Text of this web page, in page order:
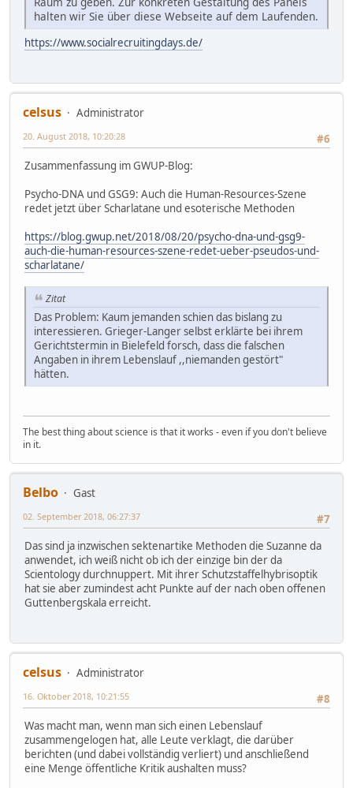
halten wir Sie über diese Webseite auf dem Laufenden.
https://www.socialrecruitingdays.de/
celsus
Administrator
#6
20. August 2018, 10:20:28
Zusammenfassung im GWUP-Blog:
Psycho-DNA und GSG9: Auch die Human-Resources-Szene
redet jetzt über Scharlatane und esoterische Methoden
https://blog.gwup.net/2018/08/20/psycho-dna-und-gsg9-
auch-die-human-resources-szene-redet-ueber-pseudos-und-
scharlatane/
Zitat
Das Problem: Kaum jemanden schien das bislang zu
interessieren. Grieger-Langer selbst erklärte bei ihrem
Gerichtstermin in Bielefeld forsch, dass die falschen
Angaben in ihrem Lebenslauf ,,niemanden gestört"
hätten.
The best thing about science is that it works - even if you don't believe
in it.
Belbo
Gast
#7
02. September 2018, 06:27:37
Das sind ja inzwischen sektenartike Methoden die Suzanne da
anwendet, ich weiß nicht ob ich der einzige bin der da
Scientology durchnuppert. Mit ihrer Schutzstaffelhybrisoptik
hat sie aber zumindest acht Punkte auf der nach oben offenen
Guttenbergskala erreicht.
celsus
Administrator
#8
16. Oktober 2018, 10:21:55
Was macht man, wenn man sich einen Lebenslauf
zusammengelogen hat, alle Leute verklagt, die darüber
berichten (und dabei vollständig verliert) und anschließend
eine Menge öffentliche Kritik aushalten muss?